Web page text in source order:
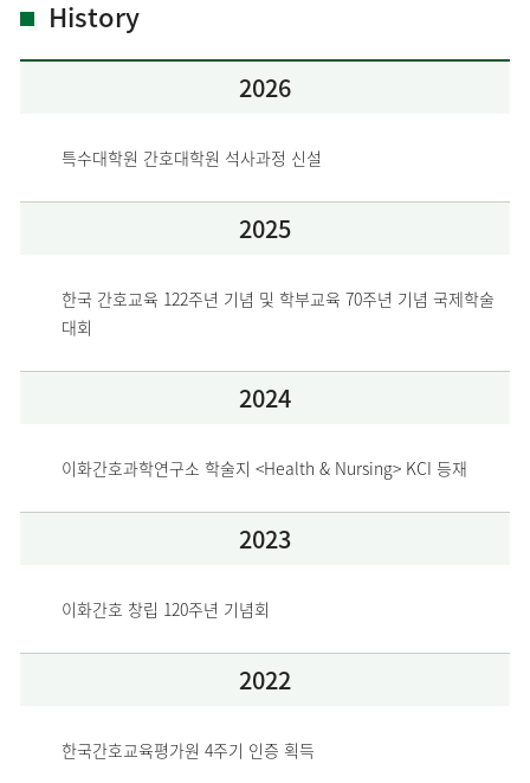
History
2026
특수대학원 간호대학원 석사과정 신설
2025
한국 간호교육 122주년 기념 및 학부교육 70주년 기념 국제학술
대회
2024
이화간호과학연구소 학술지 <Health & Nursing> KCI 등재
2023
이화간호 창립 120주년 기념회
2022
한국간호교육평가원 4주기 인증 획득